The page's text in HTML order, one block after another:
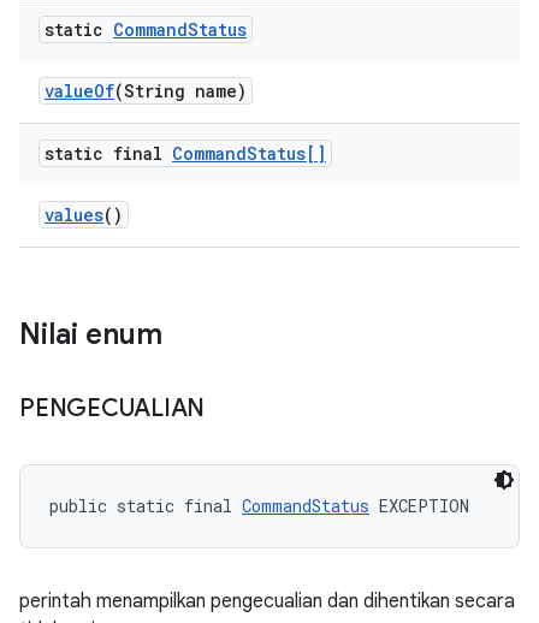
static CommandStatus
valueOf(String name)
static final CommandStatus[]
values()
Nilai enum
PENGECUALIAN
public static final CommandStatus EXCEPTION
perintah menampilkan pengecualian dan dihentikan secara